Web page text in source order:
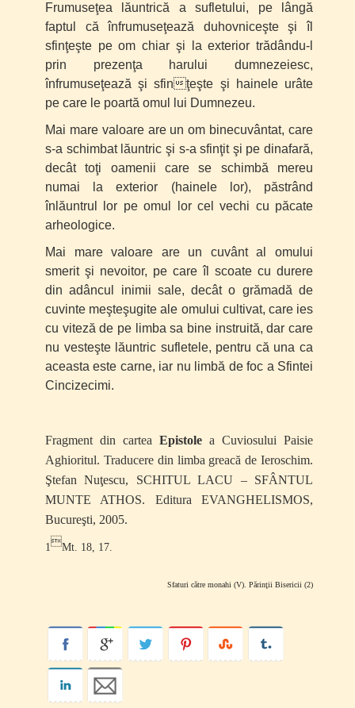
Frumuseţea lăuntrică a sufletului, pe lângă
faptul că înfrumuseţează duhovniceşte şi îl
sfinţeşte pe om chiar şi la exterior trădându-l
prin prezenţa harului dumnezeiesc,
înfrumuseţează şi sfinţeşte şi hainele urâte
pe care le poartă omul lui Dumnezeu.
Mai mare valoare are un om binecuvântat, care
s-a schimbat lăuntric şi s-a sfinţit şi pe dinafară,
decât toţi oamenii care se schimbă mereu
numai la exterior (hainele lor), păstrând
înlăuntrul lor pe omul lor cel vechi cu păcate
arheologice.
Mai mare valoare are un cuvânt al omului
smerit şi nevoitor, pe care îl scoate cu durere
din adâncul inimii sale, decât o grămadă de
cuvinte meşteşugite ale omului cultivat, care ies
cu viteză de pe limba sa bine instruită, dar care
nu vesteşte lăuntric sufletele, pentru că una ca
aceasta este carne, iar nu limbă de foc a Sfintei
Cincizecimi.
Fragment din cartea Epistole a Cuviosului Paisie
Aghioritul. Traducere din limba greacăde Ieroschim.
Ştefan Nuţescu, SCHITUL LACU – SFÂNTUL
MUNTE ATHOS. Editura EVANGHELISMOS,
Bucureşti, 2005.
1Mt. 18, 17.
Sfaturi către monahi (V). Părinţii Bisericii (2)